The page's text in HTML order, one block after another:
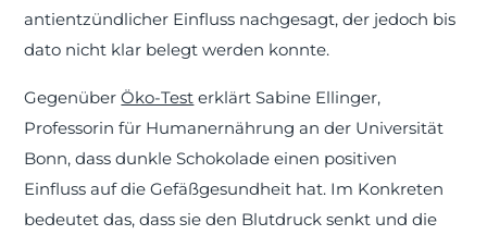
antientzündlicher Einfluss nachgesagt, der jedoch bis
dato nicht klar belegt werden konnte.
GegenüberÖko-Test erklärt Sabine Ellinger,
Professorin für Humanernährung an der Universität
Bonn, dass dunkle Schokolade einen positiven
Einfluss auf die Gefäßgesundheit hat. Im Konkreten
bedeutet das, dass sie den Blutdruck senkt und die